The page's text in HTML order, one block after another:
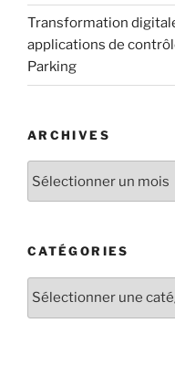
Transformation
applications de
Parking
ARCHIVES
CATÉGORIES